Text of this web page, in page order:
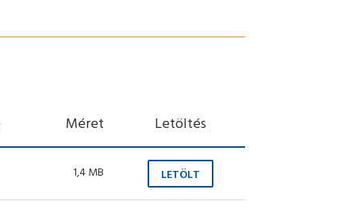
Méret Letöltés
1,4 MB LETÖLT